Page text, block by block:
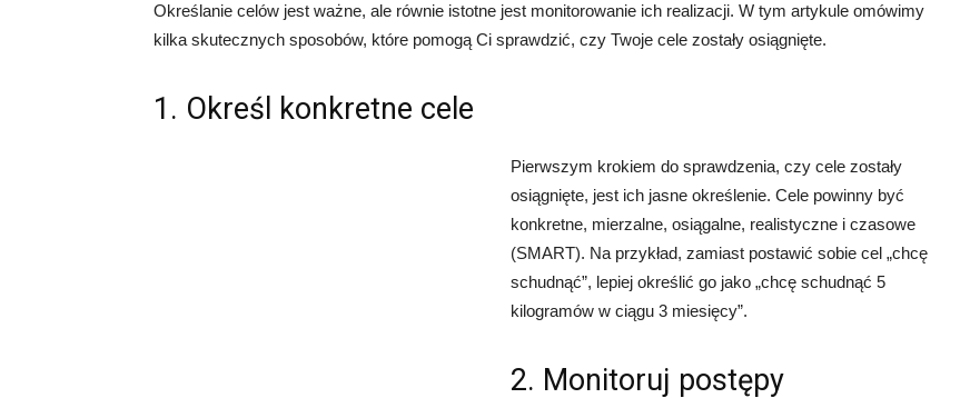
Określanie celów jest ważne, ale równie istotne jest monitorowanie ich realizacji. W tym artykule omówimy
kilka skutecznych sposobów, które pomogą Ci sprawdzić, czy Twoje cele zostały osiągnięte.
1. Określ konkretne cele
Pierwszym krokiem do sprawdzenia, czy cele zostały
osiągnięte, jest ich jasne określenie. Cele powinny być
konkretne, mierzalne, osiągalne, realistyczne i czasowe
(SMART). Na przykład, zamiast postawić sobie cel „chcę
schudnąć”, lepiej określić go jako „chcę schudnąć 5
kilogramów w ciągu 3 miesięcy”.
2. Monitoruj postępy